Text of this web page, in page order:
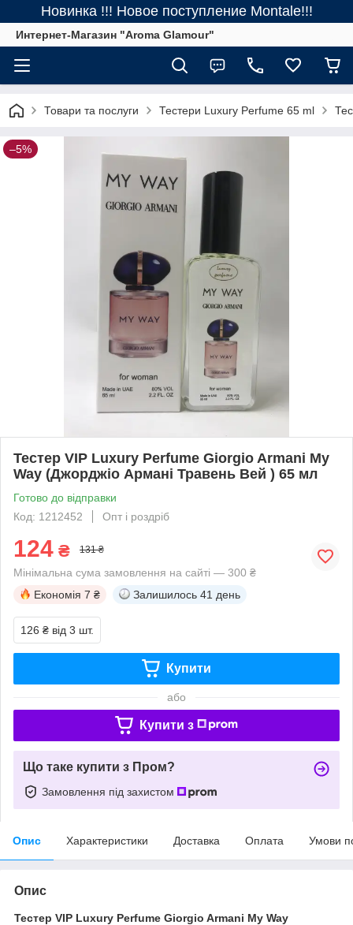
Новинка !!! Новое поступление Montale!!!
Интернет-Магазин "Aroma Glamour"
Товари та послуги Тестери Luxury Perfume 65 ml
–5%
Тестер VIP Luxury Perfume Giorgio Armani My
Way (Джорджіо Армані Травень Вей ) 65 мл
Готово до відправки
Код: 1212452
Опт і роздріб
124 ₴ 131 ₴
Мінімальна сума замовлення на сайті — 300 ₴
Економія 7 ₴ Залишилось 41 день
126 ₴ від 3 шт.
Купити
або
Купити з
Що таке купити з Пром?
Замовлення під захистом
Опис Характеристики Доставка Оплата Умови
Опис
Тестер VIP Luxury Perfume Giorgio Armani My Way